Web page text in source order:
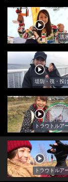
淡
堤防・筏・投
トラウトルア
トラウトルア